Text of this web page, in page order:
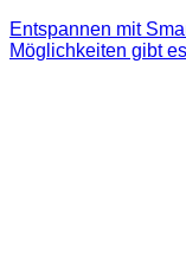
Entspannen mit
Möglichkeiten gibt